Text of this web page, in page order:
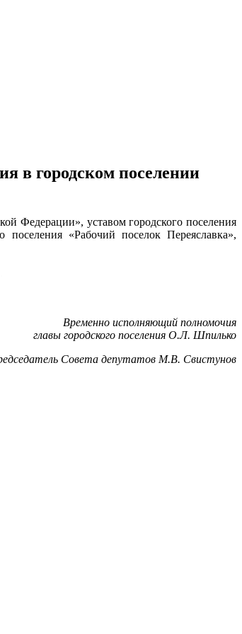
в городском поселении
Федерации», уставом городского поселения
поселения «Рабочий поселок Переяславка»,
Временно исполняющий полномочия
главы городского поселения О.Л. Шпилько
Совета депутатов М.В. Свистунов